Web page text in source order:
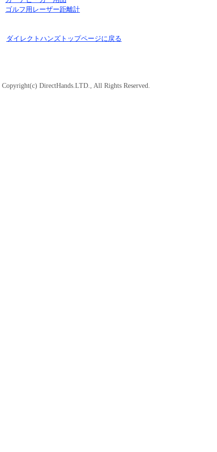
ゴルフ用レーザー距離計
ダイレクトハンズトップページに戻る
Copyright(c) DirectHands.LTD., All Rights Reserved.